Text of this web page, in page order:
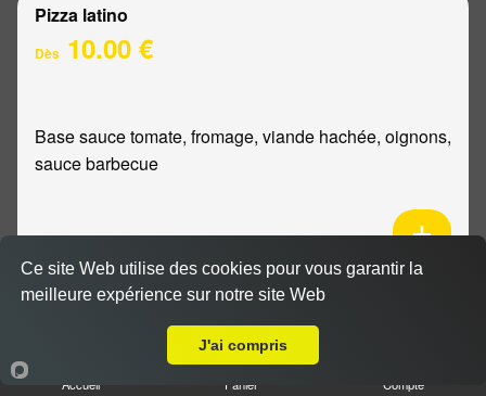
Pizza latino
Dès 10.00 €
Base sauce tomate, fromage, viande hachée, oignons,
sauce barbecue
Pizza mexicaine
Accueil Panier Compte
Ce site Web utilise des cookies pour vous garantir la
meilleure expérience sur notre site Web
J'ai compris